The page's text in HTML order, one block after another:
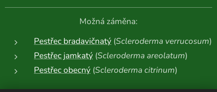
Možná záměna:
Pestřec bradavičnatý (Scleroderma verrucosum)
Pestřec jamkatý (Scleroderma areolatum)
Pestřec obecný (Scleroderma citrinum)